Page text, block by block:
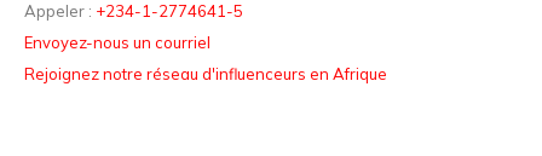
Appeler : +234-1-2774641-5
Envoyez-nous un courriel
Rejoignez notre réseau d'influenceurs en Afrique